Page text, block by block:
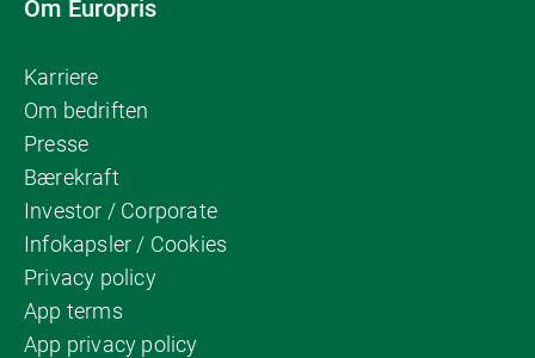
Om Europris
Karriere
Om bedriften
Presse
Bærekraft
Investor / Corporate
Infokapsler / Cookies
Privacy policy
App terms
App privacy policy